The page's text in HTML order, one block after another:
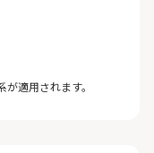
適用されます。